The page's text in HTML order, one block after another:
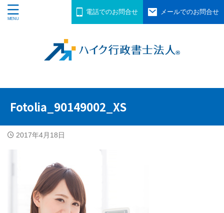
電話でのお問合せ メールでのお問合せ
Fotolia_90149002_XS
2017年4月18日